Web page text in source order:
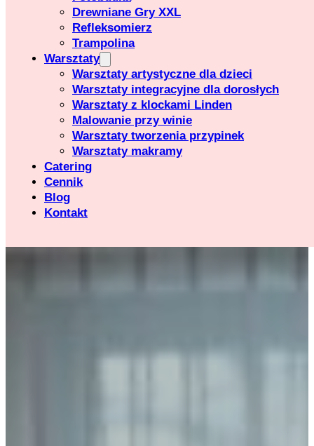
Drewniane Gry XXL
Refleksomierz
Trampolina
Warsztaty
Warsztaty artystyczne dla dzieci
Warsztaty integracyjne dla dorosłych
Warsztaty z klockami Linden
Malowanie przy winie
Warsztaty tworzenia przypinek
Warsztaty makramy
Catering
Cennik
Blog
Kontakt